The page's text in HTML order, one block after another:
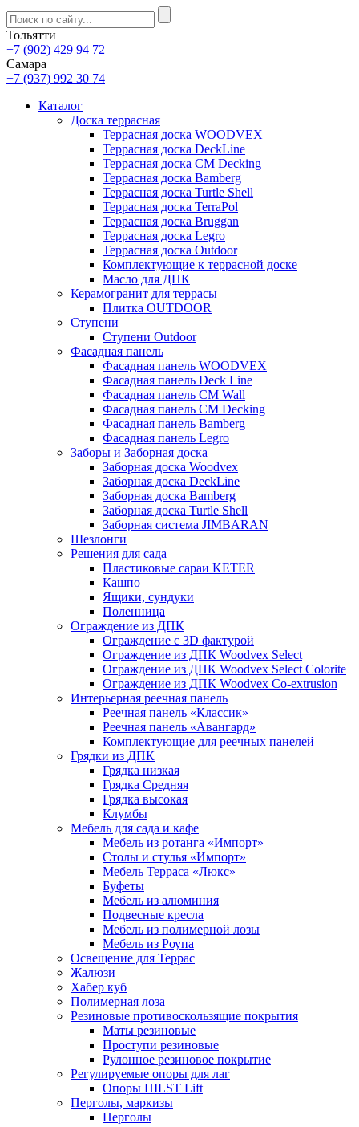
Тольятти
+7 (902) 429 94 72
Самара
+7 (937) 992 30 74
Каталог
Доска террасная
Террасная доска WOODVEX
Террасная доска DeckLine
Террасная доска CM Decking
Террасная доска Bamberg
Террасная доска Turtle Shell
Террасная доска TerraPol
Террасная доска Bruggan
Террасная доска Legro
Террасная доска Outdoor
Комплектующие к террасной доске
Масло для ДПК
Керамогранит для террасы
Плитка OUTDOOR
Ступени
Ступени Outdoor
Фасадная панель
Фасадная панель WOODVEX
Фасадная панель Deck Line
Фасадная панель CM Wall
Фасадная панель CM Decking
Фасадная панель Bamberg
Фасадная панель Legro
Заборы и Заборная доска
Заборная доска Woodvex
Заборная доска DeckLine
Заборная доска Bamberg
Заборная доска Turtle Shell
Заборная система JIMBARAN
Шезлонги
Решения для сада
Пластиковые сараи KETER
Кашпо
Ящики, сундуки
Поленница
Ограждение из ДПК
Ограждение с 3D фактурой
Ограждение из ДПК Woodvex Select
Ограждение из ДПК Woodvex Select Colorite
Ограждение из ДПК Woodvex Co-extrusion
Интерьерная реечная панель
Реечная панель «Классик»
Реечная панель «Авангард»
Комплектующие для реечных панелей
Грядки из ДПК
Грядка низкая
Грядка Средняя
Грядка высокая
Клумбы
Мебель для сада и кафе
Мебель из ротанга «Импорт»
Столы и стулья «Импорт»
Мебель Терраса «Люкс»
Буфеты
Мебель из алюминия
Подвесные кресла
Мебель из полимерной лозы
Мебель из Роупа
Освещение для Террас
Жалюзи
Хабер куб
Полимерная лоза
Резиновые противоскользящие покрытия
Маты резиновые
Проступи резиновые
Рулонное резиновое покрытие
Регулируемые опоры для лаг
Опоры HILST Lift
Перголы, маркизы
Перголы